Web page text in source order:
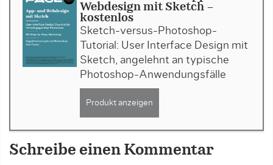
Webdesign mit Sketch -
kostenlos
Sketch-versus-Photoshop-
Tutorial: User Interface Design mit
Sketch, angelehnt an typische
Photoshop-Anwendungsfälle
Produkt anzeigen
Schreibe einen Kommentar